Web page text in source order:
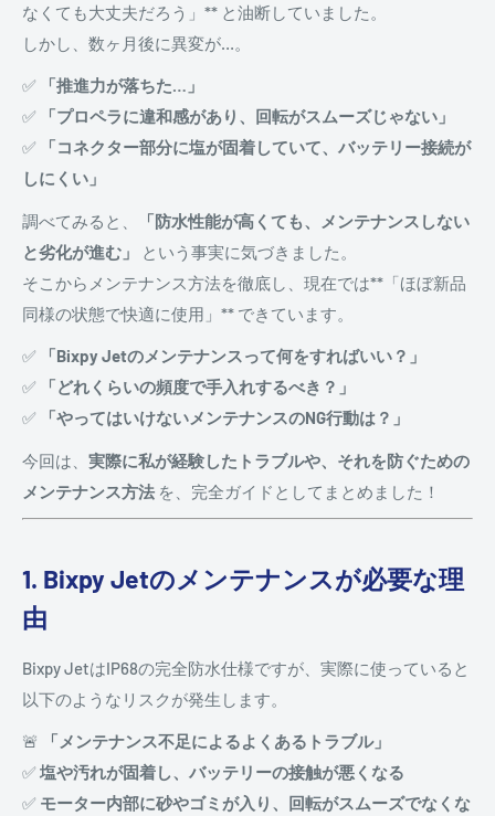
なくても大丈夫だろう」** と油断していました。
しかし、数ヶ月後に異変が…。
✅
「推進力が落ちた…」
✅
「プロペラに違和感があり、回転がスムーズじゃない」
✅
「コネクター部分に塩が固着していて、バッテリー接続が
しにくい」
調べてみると、
「防水性能が高くても、メンテナンスしない
と劣化が進む」
という事実に気づきました。
そこからメンテナンス方法を徹底し、現在では**「ほぼ新品
同様の状態で快適に使用」** できています。
✅
「Bixpy Jetのメンテナンスって何をすればいい？」
✅
「どれくらいの頻度で手入れするべき？」
✅
「やってはいけないメンテナンスのNG行動は？」
今回は、 実際に私が経験したトラブルや、それを防ぐための
メンテナンス方法 を、完全ガイドとしてまとめました！
1. Bixpy Jetのメンテナンスが必要な理
由
Bixpy JetはIP68の完全防水仕様ですが、実際に使っていると
以下のようなリスクが発生します。
🚨
「メンテナンス不足によるよくあるトラブル」
✅塩や汚れが固着し、バッテリーの接触が悪くなる
✅ モーター内部に砂やゴミが入り、回転がスムーズでなくな